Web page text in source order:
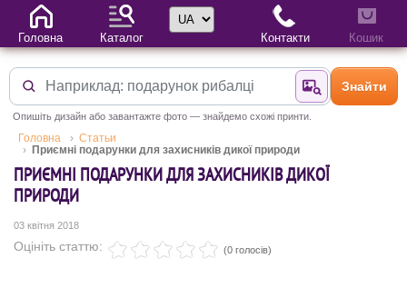
Знайти за
Знайти
Опишіть дизайн або завантажте фото — знайдемо схожі принти.
Головна
Статьи
Приємні подарунки для захисників дикої природи
ПРИЄМНІ ПОДАРУНКИ ДЛЯ ЗАХИСНИКІВ ДИКОЇ
ПРИРОДИ
03 квітня 2018
Оцініть статтю: (0 голосів)
Головна Каталог
Вибір мови
Контакти Кошик